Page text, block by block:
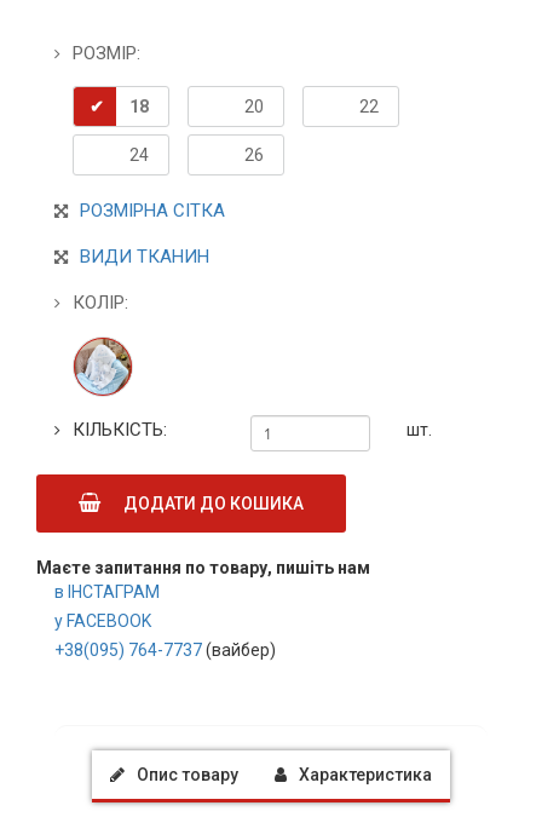
РОЗМІР:
18 20 22
24 26
РОЗМІРНА СІТКА
ВИДИ ТКАНИН
КОЛІР:
КІЛЬКІСТЬ: шт.
ДОДАТИ ДО КОШИКА
Маєте запитання по товару, пишіть нам
в ІНСТАГРАМ
у FACEBOOK
+38(095) 764-7737(вайбер)
Опис товару Характеристика